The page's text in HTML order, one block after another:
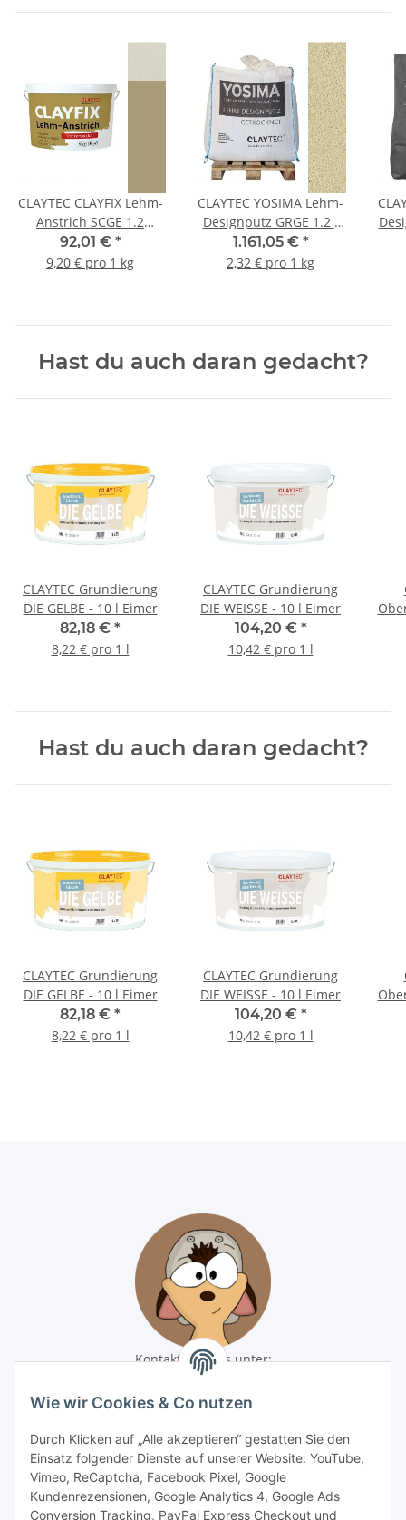
Wie wir Cookies & Co nutzen
Durch Klicken auf „Alle akzeptieren“ gestatten Sie den
Einsatz folgender Dienste auf unserer Website: YouTube,
Vimeo, ReCaptcha, Facebook Pixel, Google
Kundenrezensionen, Google Analytics 4, Google Ads
Conversion Tracking, PayPal Express Checkout und
CLAYTEC CLAYFIX Lehm-
Anstrich SCGE 1.2
Feinkorn - 10 kg Eimer
92,01 € *
9,20 € pro 1 kg
CLAYTEC YOSIMA Lehm-
Designputz GRGE 1.2 -
500 kg BigBag
1.161,05 € *
2,32 € pro 1 kg
Hast du auch daran gedacht?
CLAYTEC Grundierung
DIE GELBE - 10 l Eimer
82,18 € *
8,22 € pro 1 l
CLAYTEC Grundierung
DIE WEISSE - 10 l Eimer
104,20 € *
10,42 € pro 1 l
Hast du auch daran gedacht?
CLAYTEC Grundierung
DIE GELBE - 10 l Eimer
82,18 € *
8,22 € pro 1 l
CLAYTEC Grundierung
DIE WEISSE - 10 l Eimer
104,20 € *
10,42 € pro 1 l
Kontaktiere uns unter:
shop@baunativ.de
+49 3435 66699899
Informationen
Gesetzliche Informationen